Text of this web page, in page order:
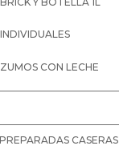
INDIVIDUALES
ZUMOS CON LECHE
CASERAS